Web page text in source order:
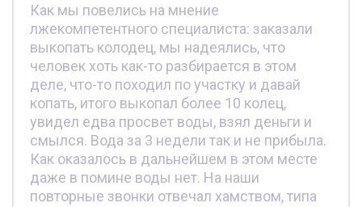
Как мы повелись на мнение
лжекомпетентного специалиста: заказали
выкопать колодец, мы надеялись, что
человек хоть как-то разбирается в этом
деле, что-то походил по участку и давай
копать, итого выкопал более 10 колец,
увидел едва просвет воды, взял деньги и
смылся. Вода за 3 недели так и не прибыла.
Как оказалось в дальнейшем в этом месте
даже в помине воды нет. На наши
повторные звонки отвечал хамством, типа